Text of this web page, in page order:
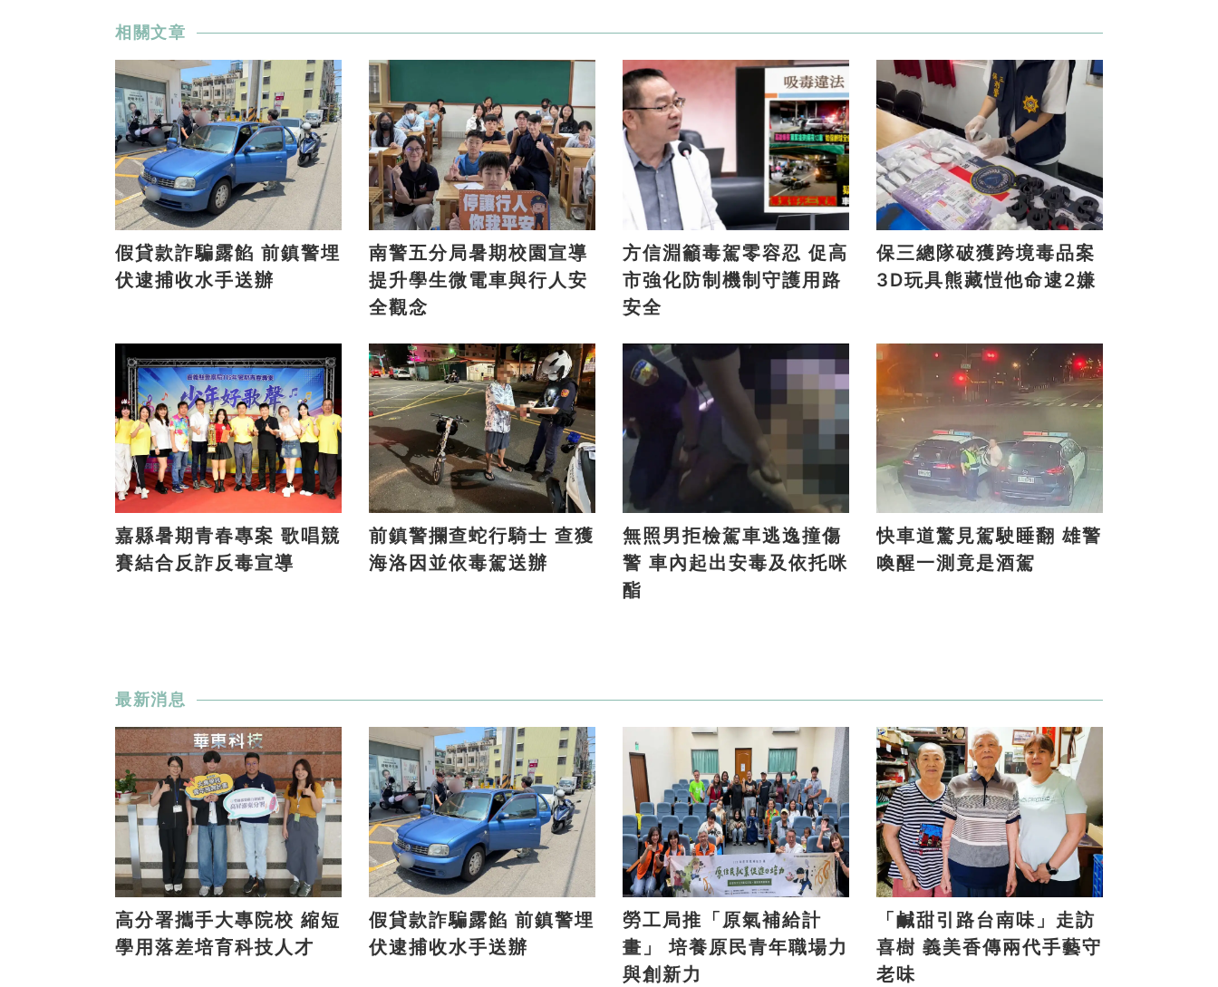
相關文章
假貸款詐騙露餡 前鎮警埋
伏逮捕收水手送辦
南警五分局暑期校園宣導
提升學生微電車與行人安
全觀念
方信淵籲毒駕零容忍 促高
市強化防制機制守護用路
安全
保三總隊破獲跨境毒品案
3D玩具熊藏愷他命逮2嫌
嘉縣暑期青春專案 歌唱競
賽結合反詐反毒宣導
前鎮警攔查蛇行騎士 查獲
海洛因並依毒駕送辦
無照男拒檢駕車逃逸撞傷
警 車內起出安毒及依托咪
酯
快車道驚見駕駛睡翻 雄警
喚醒一測竟是酒駕
最新消息
高分署攜手大專院校 縮短
學用落差培育科技人才
假貸款詐騙露餡 前鎮警埋
伏逮捕收水手送辦
勞工局推「原氣補給計
畫」 培養原民青年職場力
與創新力
「鹹甜引路台南味」走訪
喜樹 義美香傳兩代手藝守
老味